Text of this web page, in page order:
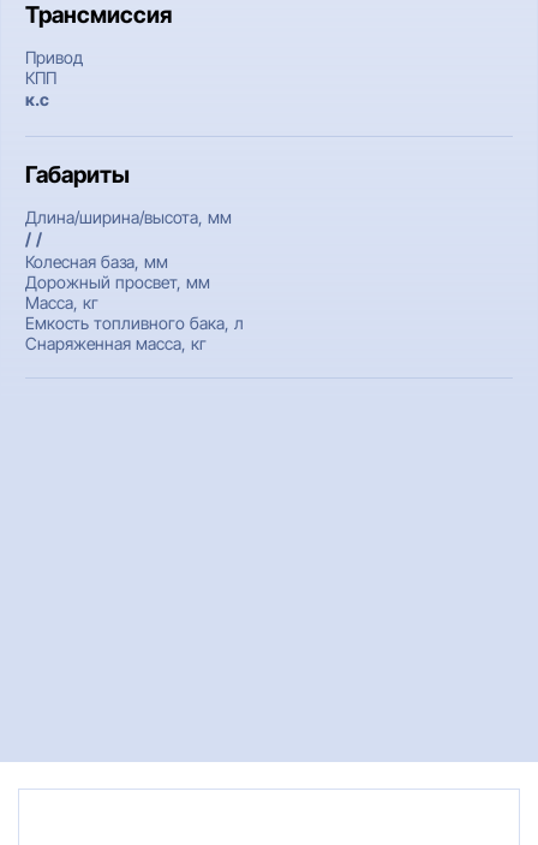
Трансмиссия
Привод
КПП
к.c
Габариты
Длина/ширина/высота, мм
/ /
Колесная база, мм
Дорожный просвет, мм
Масса, кг
Емкость топливного бака, л
Снаряженная масса, кг